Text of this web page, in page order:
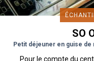
SO
Petit déjeuner en guise de
Pour le compte du